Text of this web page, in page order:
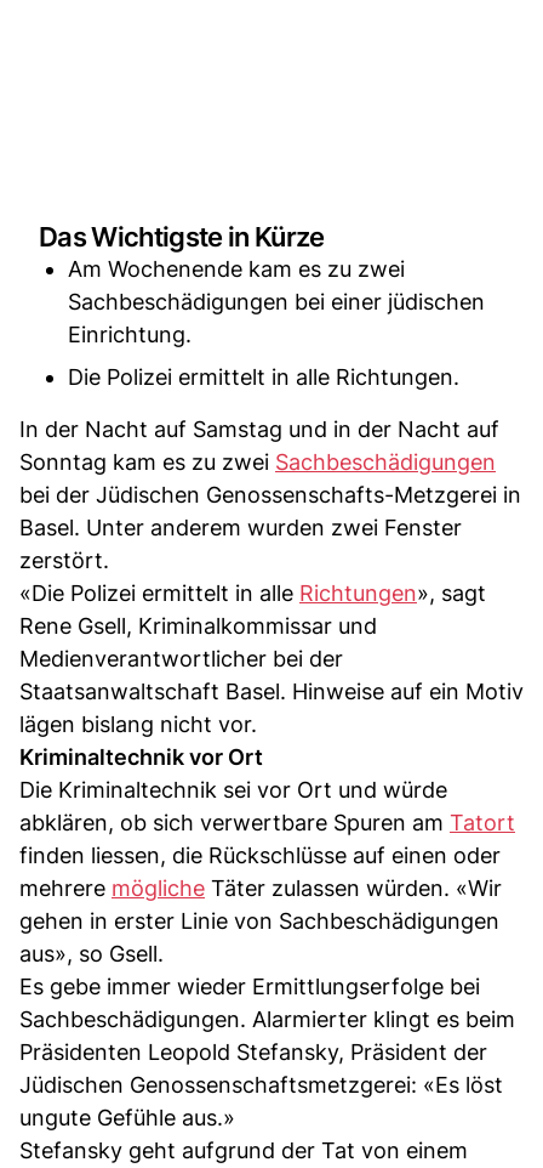
Das Wichtigste in Kürze
Am Wochenende kam es zu zwei
Sachbeschädigungen bei einer jüdischen
Einrichtung.
Die Polizei ermittelt in alle Richtungen.
In der Nacht auf Samstag und in der Nacht auf
Sonntag kam es zu zwei Sachbeschädigungen
bei der Jüdischen Genossenschafts-Metzgerei in
Basel. Unter anderem wurden zwei Fenster
zerstört.
«Die Polizei ermittelt in alle Richtungen», sagt
Rene Gsell, Kriminalkommissar und
Medienverantwortlicher bei der
Staatsanwaltschaft Basel. Hinweise auf ein Motiv
lägen bislang nicht vor.
Kriminaltechnik vor Ort
Die Kriminaltechnik sei vor Ort und würde
abklären, ob sich verwertbare Spuren am Tatort
finden liessen, die Rückschlüsse auf einen oder
mehrere mögliche Täter zulassen würden. «Wir
gehen in erster Linie von Sachbeschädigungen
aus», so Gsell.
Es gebe immer wieder Ermittlungserfolge bei
Sachbeschädigungen. Alarmierter klingt es beim
Präsidenten Leopold Stefansky, Präsident der
Jüdischen Genossenschaftsmetzgerei: «Es löst
ungute Gefühle aus.»
Stefansky geht aufgrund der Tat von einem